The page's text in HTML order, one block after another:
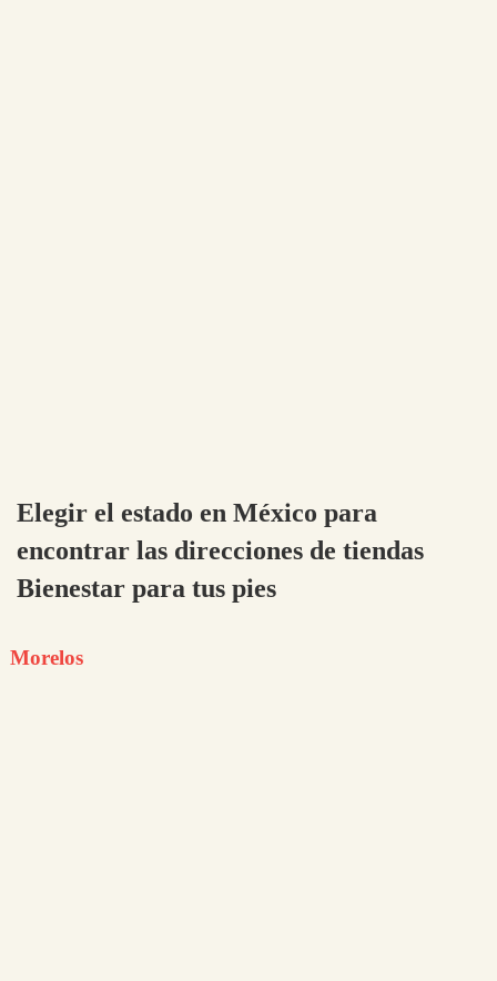
Elegir el estado en México para
encontrar las direcciones de tiendas
Bienestar para tus pies
Morelos